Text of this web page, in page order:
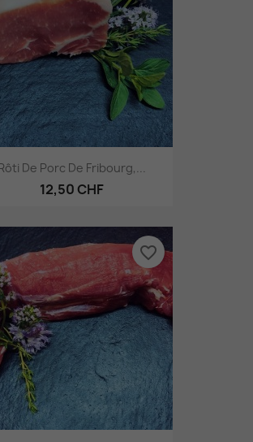
De Porc De Fribourg,...
12,50 CHF
favorite_border